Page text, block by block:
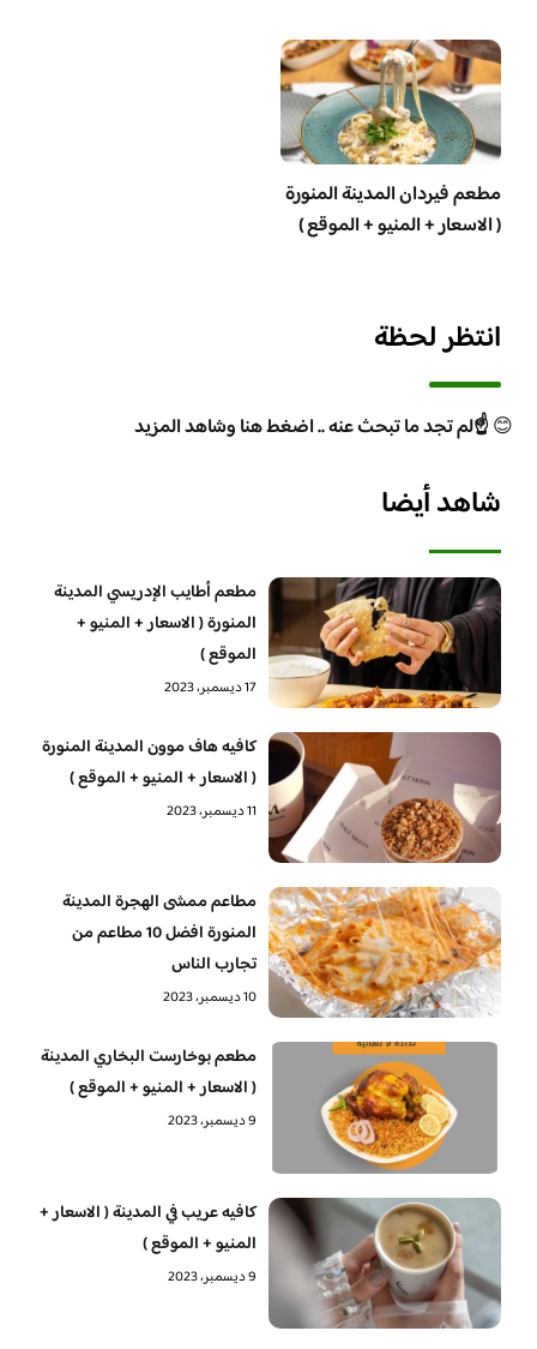
مطعم فيردان المدينة المنورة
( الاسعار + المنيو + الموقع )
انتظر لحظة
😊☝️لم تجد ما تبحث عنه .. اضغط هنا وشاهد المزيد
شاهد أيضا
مطعم أطايب الإدريسي المدينة
المنورة ( الاسعار + المنيو +
الموقع )
17 ديسمبر، 2023
كافيه هاف موون المدينة المنورة
( الاسعار + المنيو + الموقع )
11 ديسمبر، 2023
مطاعم ممشى الهجرة المدينة
المنورة افضل 10 مطاعم من
تجارب الناس
10 ديسمبر، 2023
مطعم بوخارست البخاري المدينة
( الاسعار + المنيو + الموقع )
9 ديسمبر، 2023
كافيه عريب في المدينة ( الاسعار +
المنيو + الموقع )
9 ديسمبر، 2023